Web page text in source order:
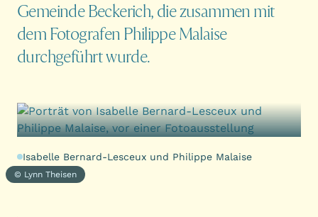
Gemeinde Beckerich, die zusammen mit
dem Fotografen Philippe Malaise
durchgeführt wurde.
Isabelle Bernard-Lesceux und Philippe Malaise
© Lynn Theisen